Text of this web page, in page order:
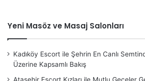
Yeni Masöz ve Masaj Salonları
Kadıköy Escort ile Şehrin En Canlı
Üzerine Kapsamlı Bakış
Ataşehir Escort Kızları ile Mutlu Geceler